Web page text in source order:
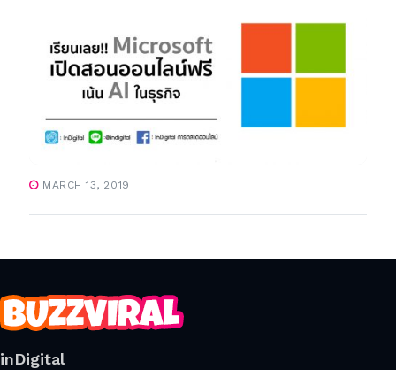
MARCH 13, 2019
inDigital